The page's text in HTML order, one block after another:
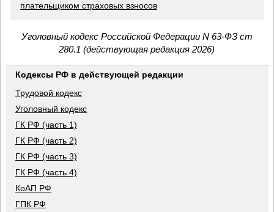
плательщиком страховых взносов
Уголовный кодекс Российской Федерации N 63-ФЗ ст
280.1 (действующая редакция 2026)
Кодексы РФ в действующей редакции
Трудовой кодекс
Уголовный кодекс
ГК РФ (часть 1)
ГК РФ (часть 2)
ГК РФ (часть 3)
ГК РФ (часть 4)
КоАП РФ
ГПК РФ